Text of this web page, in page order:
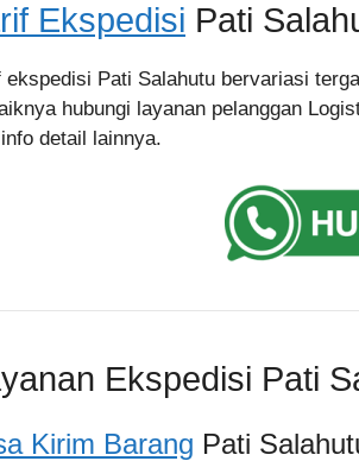
Ekspedisi Pati
ekspedisi Pati Salahutu bervariasi
hubungi layanan pelanggan
detail lainnya.
Ekspedisi Pati
Kirim Barang Pati